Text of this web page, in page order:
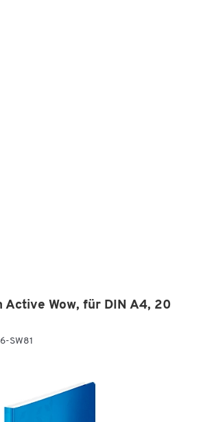
Active Wow, für DIN A4, 20
SW81